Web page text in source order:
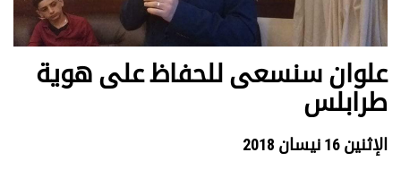
علوان سنسعى للحفاظ على هوية
طرابلس
الإثنين 16 نيسان 2018